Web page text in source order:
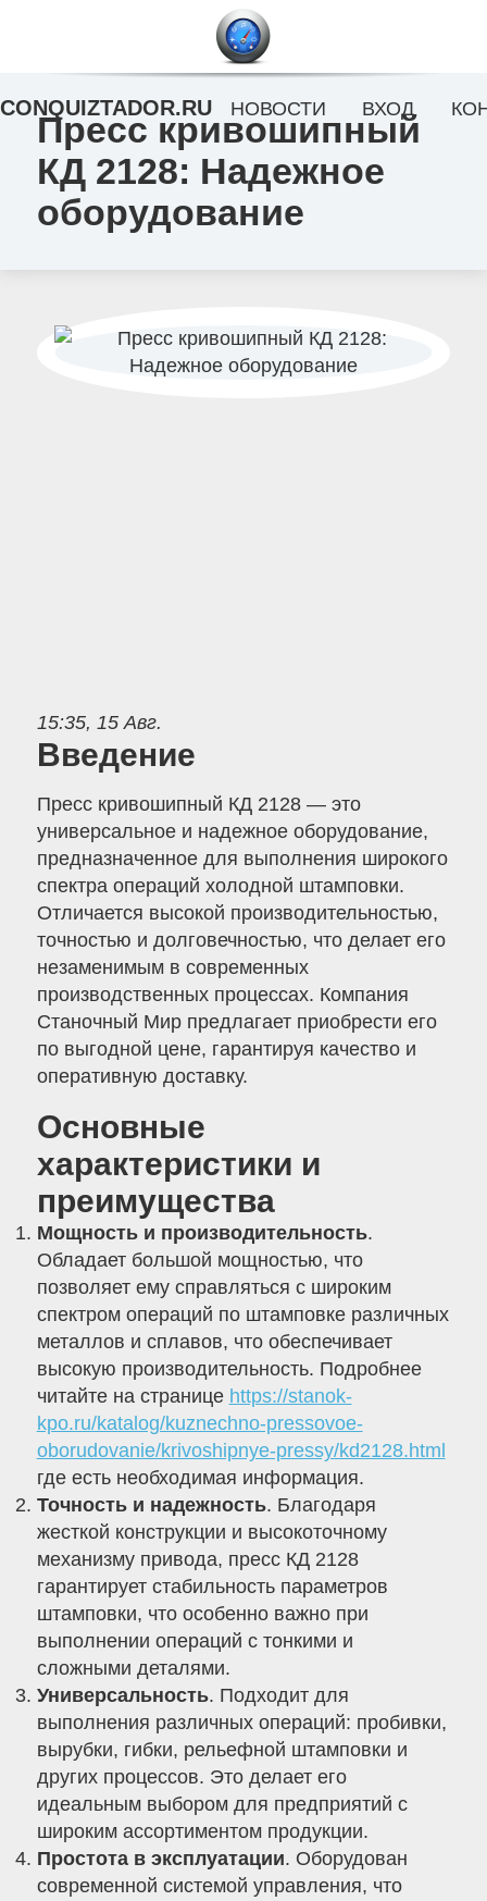
Пресс кривошипный
КД 2128: Надежное
оборудование
15:35, 15 Авг.
Введение
Пресс кривошипный КД 2128 — это
универсальное и надежное оборудование,
предназначенное для выполнения широкого
спектра операций холодной штамповки.
Отличается высокой производительностью,
точностью и долговечностью, что делает его
незаменимым в современных
производственных процессах. Компания
Станочный Мир предлагает приобрести его
по выгодной цене, гарантируя качество и
оперативную доставку.
Основные
характеристики и
преимущества
Мощность и производительность.
Обладает большой мощностью, что
позволяет ему справляться с широким
спектром операций по штамповке различных
металлов и сплавов, что обеспечивает
высокую производительность. Подробнее
читайте на странице https://stanok-
kpo.ru/katalog/kuznechno-pressovoe-
oborudovanie/krivoshipnye-pressy/kd2128.html
где есть необходимая информация.
Точность и надежность. Благодаря
жесткой конструкции и высокоточному
механизму привода, пресс КД 2128
гарантирует стабильность параметров
штамповки, что особенно важно при
выполнении операций с тонкими и
сложными деталями.
Универсальность. Подходит для
выполнения различных операций: пробивки,
вырубки, гибки, рельефной штамповки и
других процессов. Это делает его
идеальным выбором для предприятий с
широким ассортиментом продукции.
Простота в эксплуатации. Оборудован
современной системой управления, что
CONQUIZTADOR.RU НОВОСТИ ВХОД